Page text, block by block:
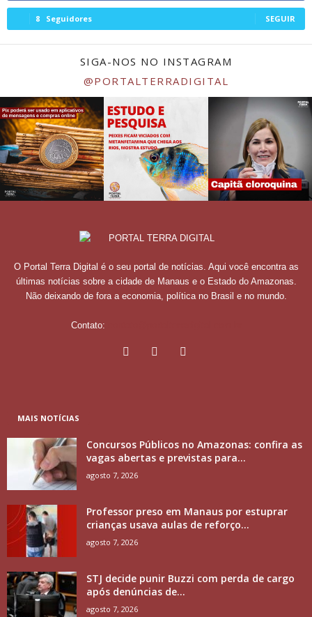
8 Seguidores SEGUIR
SIGA-NOS NO INSTAGRAM
@PORTALTERRADIGITAL
O Portal Terra Digital é o seu portal de notícias. Aqui você encontra as
últimas notícias sobre a cidade de Manaus e o Estado do Amazonas.
Não deixando de fora a economia, política no Brasil e no mundo.
Contato:
MAIS NOTÍCIAS
Concursos Públicos no Amazonas: confira as
vagas abertas e previstas para...
agosto 7, 2026
Professor preso em Manaus por estuprar
crianças usava aulas de reforço...
agosto 7, 2026
STJ decide punir Buzzi com perda de cargo
após denúncias de...
agosto 7, 2026